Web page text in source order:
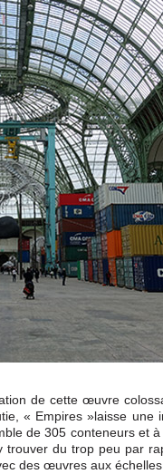
de cette œuvre
« Empires »laisse une
de 305 conteneurs et
trouver du trop peu par
des œuvres aux